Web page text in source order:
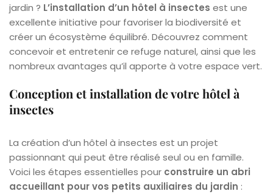
jardin ? L’installation d’un hôtel à insectes est une
excellente initiative pour favoriser la biodiversité et
créer un écosystème équilibré. Découvrez comment
concevoir et entretenir ce refuge naturel, ainsi que les
nombreux avantages qu’il apporte à votre espace vert.
Conception et installation de votre hôtel à
insectes
La création d’un hôtel à insectes est un projet
passionnant qui peut être réalisé seul ou en famille.
Voici les étapes essentielles pour construire un abri
accueillant pour vos petits auxiliaires du jardin :